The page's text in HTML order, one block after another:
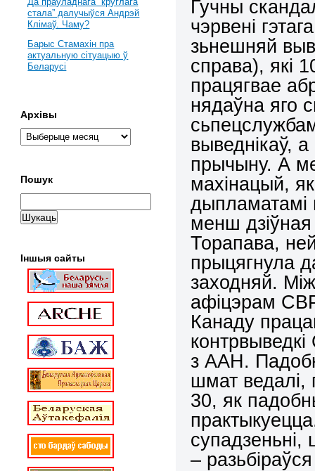
Гучны
чэрвені
зьнешняй
справа), які
працягвае
нядаўна яго
выведнікаў,
прычыну. А
махінацый,
менш
Торапава,
прыцягнула
заходняй.
афіцэрам
Канаду
з ААН.
шмат ведалі,
30, як
супадзеньні,
–
стала” далучыўся Андрэй
Клімаў. Чаму?
Барыс Стамахін пра
актуальную сітуацыю ў
Беларусі
Архівы
Пошук
Іншыя сайты